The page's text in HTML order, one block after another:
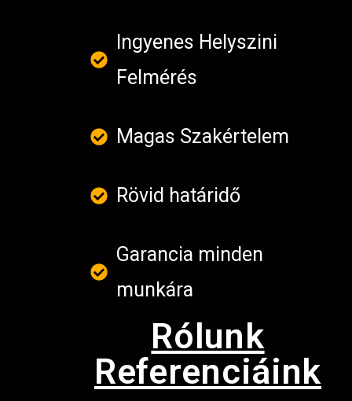
Ingyenes Helyszini
Felmérés
Magas Szakértelem
Rövid határidő
Garancia minden
munkára
Rólunk
Referenciáink